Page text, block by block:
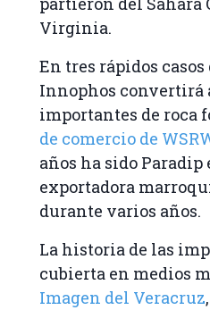
Virginia.
En tres rápidos
Innophos convertirá
importantes de roca
de comercio de
años ha sido
exportadora
durante varios años.
La historia de las
cubierta en medios
Imagen del Veracruz,